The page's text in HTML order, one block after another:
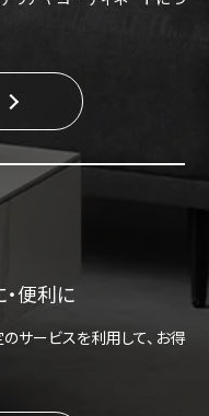
便利に
サービスを利用して、お得